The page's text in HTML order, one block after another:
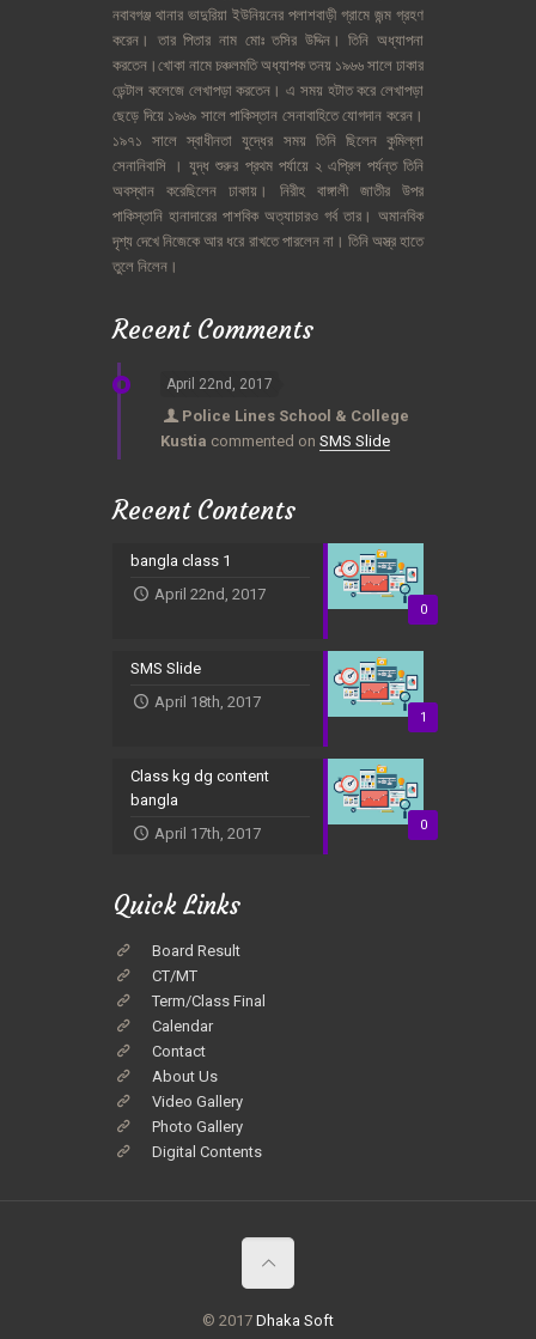
নবাবগঞ্জ থানার ভাদুরিয়া ইউনিয়নের পলাশবাড়ী গ্রামে জন্ম গ্রহণ
করেন।
তার পিতার নাম মোঃ তসির উদ্দিন। তিনি অধ্যাপনা
করতেন।খোকা নামে চঞ্চলমতি অধ্যাপক তনয় ১৯৬৬ সালে ঢাকার
ডেন্টাল কলেজে লেখাপড়া করতেন। এ সময় হটাত করে লেখাপড়া
ছেড়ে দিয়ে ১৯৬৯ সালে পাকিস্তান সেনাবাহিতে যোগদান করেন।
১৯৭১
সালে স্বাধীনতা যুদ্ধের সময় তিনি ছিলেন কুমিল্লা
সেনানিবাসি
। যুদ্ধ শুরুর প্রথম পর্যায়ে ২ এপ্রিল পর্যন্ত তিনি
অবস্থান
করেছিলেন ঢাকায়। নিরীহ বাঙ্গালী জাতীর
উপর
পাকিস্তানি হানাদারের পাশবিক অত্যাচারও গর্ব তার। অমানবিক
দৃশ্য দেখে নিজেকে আর ধরে রাখতে পারলেন না। তিনি অস্ত্র হাতে
তুলে নিলেন।
Recent Comments
April 22nd, 2017
Police Lines School & College
Kustia commented on SMS Slide
Recent Contents
0
bangla class 1
April 22nd, 2017
1
SMS Slide
April 18th, 2017
0
Class kg dg content
bangla
April 17th, 2017
Quick Links
Board Result
CT/MT
Term/Class Final
Calendar
Contact
About Us
Video Gallery
Photo Gallery
Digital Contents
© 2017 Dhaka Soft